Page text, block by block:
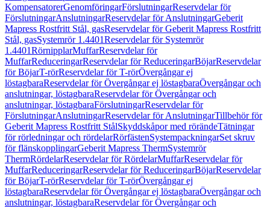
KompensatorerGenomföringarFörslutningarReservdelar för
FörslutningarAnslutningarReservdelar för AnslutningarGeberit
Mapress Rostfritt Stål, gasReservdelar för Geberit Mapress Rostfritt
Stål, gasSystemrör 1.4401Reservdelar för Systemrör
1.4401RörnipplarMuffarReservdelar för
MuffarReduceringarReservdelar för ReduceringarBöjarReservdelar
för BöjarT-rörReservdelar för T-rörÖvergångar ej
löstagbaraReservdelar för Övergångar ej löstagbaraÖvergångar och
anslutningar, löstagbaraReservdelar för Övergångar och
anslutningar, löstagbaraFörslutningarReservdelar för
FörslutningarAnslutningarReservdelar för AnslutningarTillbehör för
Geberit Mapress Rostfritt StålSkyddskåpor med rörändeTätningar
för rörledningar och rördelarRörfästenSystempackningarSet skruv
för flänskopplingarGeberit Mapress ThermSystemrör
ThermRördelarReservdelar för RördelarMuffarReservdelar för
MuffarReduceringarReservdelar för ReduceringarBöjarReservdelar
för BöjarT-rörReservdelar för T-rörÖvergångar ej
löstagbaraReservdelar för Övergångar ej löstagbaraÖvergångar och
anslutningar, löstagbaraReservdelar för Övergångar och